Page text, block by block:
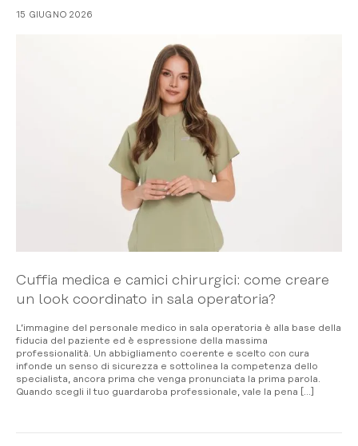
15 GIUGNO 2026
Cuffia medica e camici chirurgici: come creare
un look coordinato in sala operatoria?
L’immagine del personale medico in sala operatoria è alla base della
fiducia del paziente ed è espressione della massima
professionalità. Un abbigliamento coerente e scelto con cura
infonde un senso di sicurezza e sottolinea la competenza dello
specialista, ancora prima che venga pronunciata la prima parola.
Quando scegli il tuo guardaroba professionale, vale la pena […]